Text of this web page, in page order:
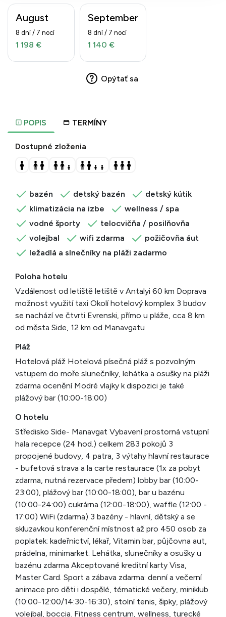
POPIS TERMÍNY
Dostupné zloženia
bazén detský bazén
detský kútik
klimatizácia na izbe
wellness / spa
vodné športy
telocvičňa / posilňovňa
volejbal
wifi zdarma
požičovňa áut
ležadlá a slnečníky na pláži zadarmo
Poloha hotelu
Vzdálenost od letiště letiště v Antalyi 60 km Doprava
možnost využití taxi Okolí hotelový komplex 3 budov
se nachází ve čtvrti Evrenski, přímo u pláže, cca 8 km
od města Side, 12 km od Manavgatu
Pláž
Hotelová pláž Hotelová písečná pláž s pozvolným
vstupem do moře slunečníky, lehátka a osušky na pláži
zdarma ocenění Modré vlajky k dispozici je také
plážový bar (10:00-18:00)
O hotelu
Středisko Side- Manavgat Vybavení prostorná vstupní
hala recepce (24 hod.) celkem 283 pokojů 3
propojené budovy, 4 patra, 3 výtahy hlavní restaurace
- bufetová strava a la carte restaurace (1x za pobyt
zdarma, nutná rezervace předem) lobby bar (10:00-
23:00), plážový bar (10:00-18:00), bar u bazénu
(10:00-24:00) cukrárna (12:00-18:00), waffle (12:00 -
17:00) WiFi (zdarma) 3 bazény - hlavní, dětský a se
skluzavkou konferenční místnost až pro 450 osob za
poplatek: kadeřnictví, lékař, Vitamin bar, půjčovna aut,
prádelna, minimarket. Lehátka, slunečníky a osušky u
bazénu zdarma Akceptované kreditní karty Visa,
Master Card. Sport a zábava zdarma: denní a večerní
animace pro děti i dospělé, tématické večery, miniklub
(10:00-12:00/14:30-16:30), stolní tenis, šipky, plážový
volejbal, boccia. Fitness centrum, wellness, turecké
August
8 dní / 7 nocí
1 198 €
September
8 dní / 7 nocí
1 140 €
Opýtať sa